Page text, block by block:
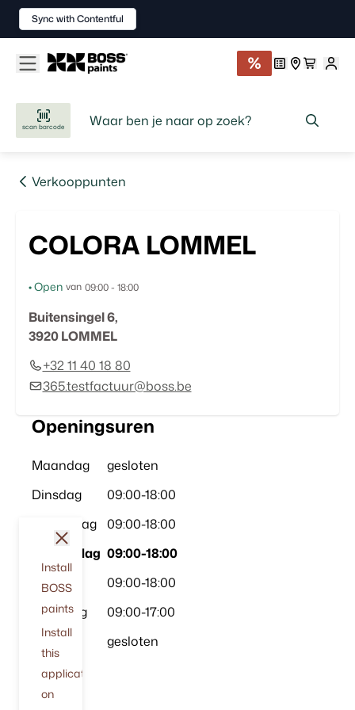
scan barcode
Verkooppunten
COLORA LOMMEL
•Open van 09:00- 18:00
Buitensingel6,
3920LOMMEL
+32 11 40 18 80
365.testfactuur@boss.be
Openingsuren
Maandag
gesloten
Dinsdag
09:00-18:00
Woensdag 09:00-18:00
Donderdag 09:00-18:00
Vrijdag
09:00-18:00
Zaterdag
09:00-17:00
Zondag
gesloten
Install
BOSS
paints
Install
this
application
on
sluit
Sync with Contentful